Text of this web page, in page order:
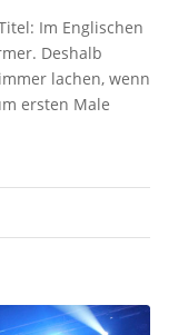
Im Englischen
Deshalb
lachen, wenn
ersten Male